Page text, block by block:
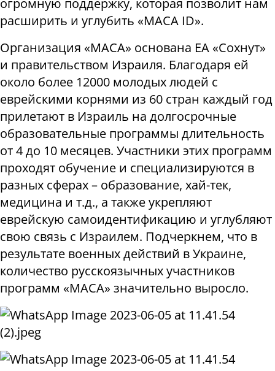
огромную поддержку, которая позволит нам
расширить и углубить «МАСА ID».
Организация «МАСА» основана ЕА «Сохнут»
и правительством Израиля. Благодаря ей
около более 12000 молодых людей с
еврейскими корнями из 60 стран каждый год
прилетают в Израиль на долгосрочные
образовательные программы длительность
от 4 до 10 месяцев. Участники этих программ
проходят обучение и специализируются в
разных сферах – образование, хай-тек,
медицина и т.д., а также укрепляют
еврейскую самоидентификацию и углубляют
свою связь с Израилем. Подчеркнем, что в
результате военных действий в Украине,
количество русскоязычных участников
программ «МАСА» значительно выросло.